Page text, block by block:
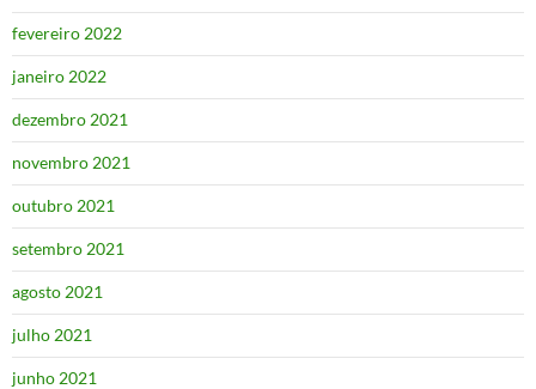
fevereiro 2022
janeiro 2022
dezembro 2021
novembro 2021
outubro 2021
setembro 2021
agosto 2021
julho 2021
junho 2021